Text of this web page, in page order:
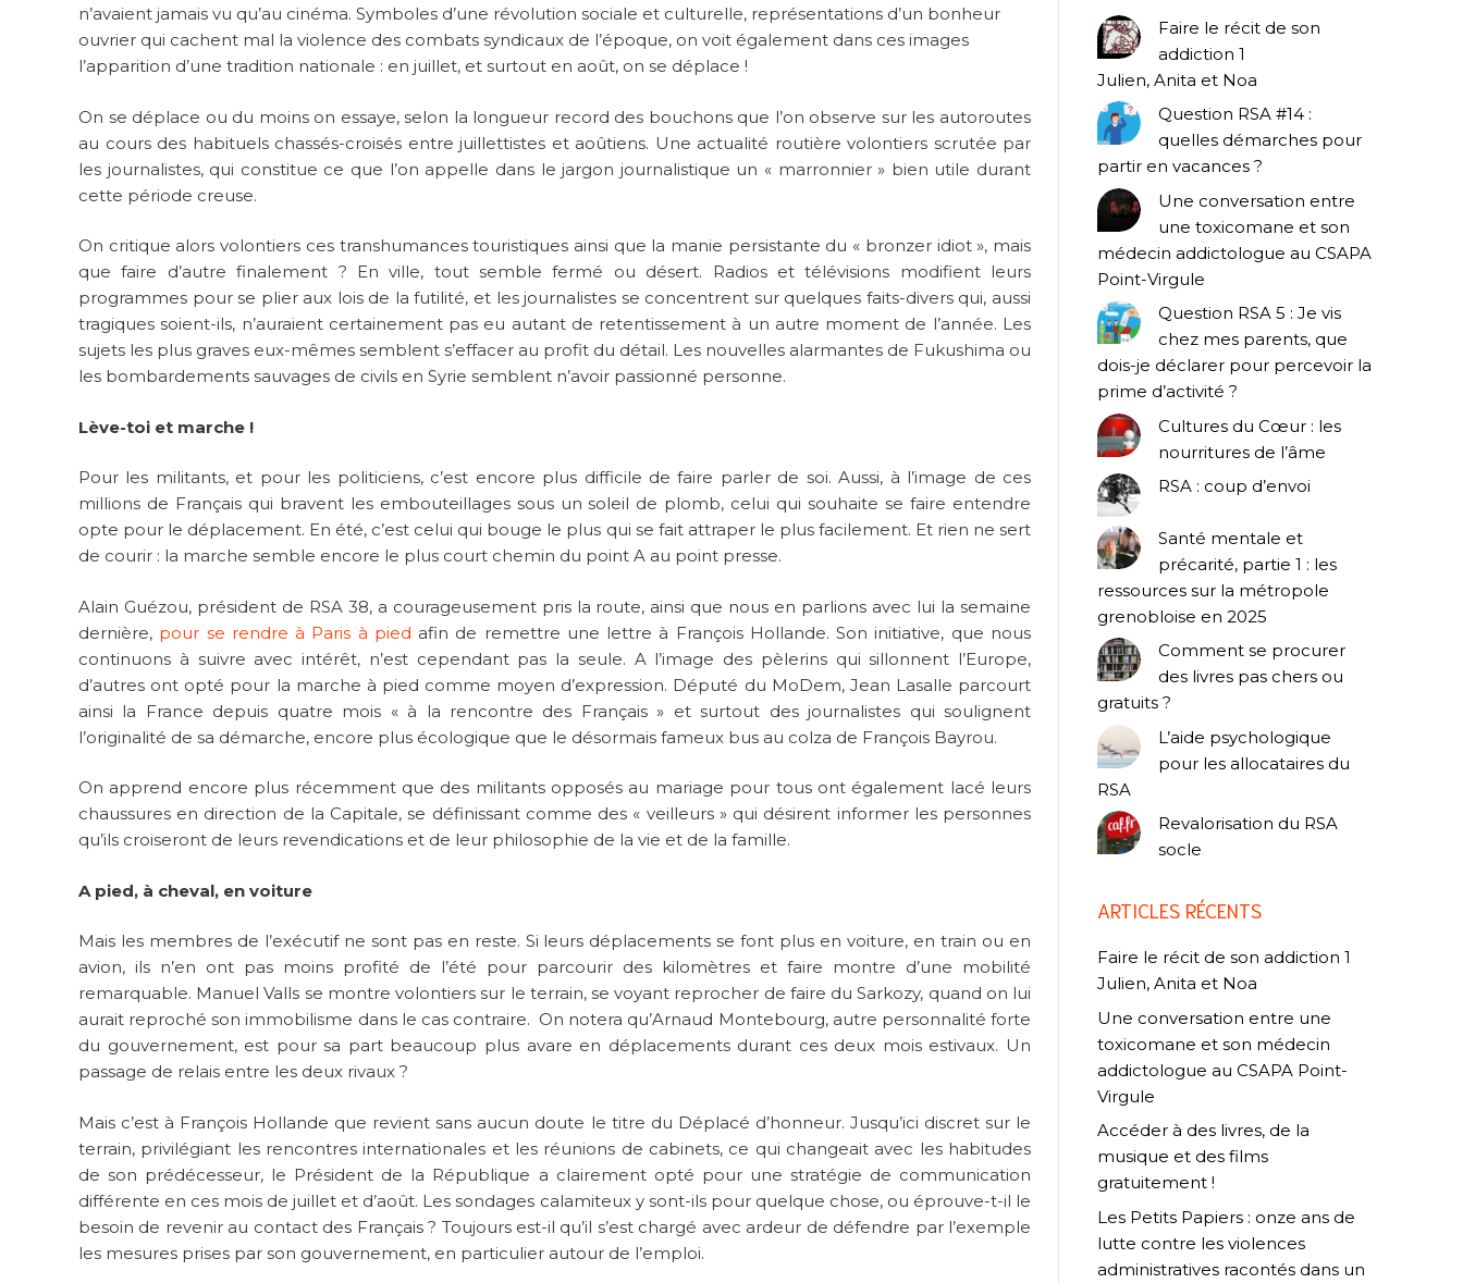
n’avaient jamais vu qu’au cinéma. Symboles d’une révolution sociale et culturelle, représentations d’un bonheur
ouvrier qui cachent mal la violence des combats syndicaux de l’époque, on voit également dans ces images
l’apparition d’une tradition nationale : en juillet, et surtout en août, on se déplace !
On se déplace ou du moins on essaye, selon la longueur record des bouchons que l’on observe sur les autoroutes
au cours des habituels chassés-croisés entre juillettistes et aoûtiens. Une actualité routière volontiers scrutée par
les journalistes, qui constitue ce que l’on appelle dans le jargon journalistique un « marronnier » bien utile durant
cette période creuse.
On critique alors volontiers ces transhumances touristiques ainsi que la manie persistante du « bronzer idiot », mais
que faire d’autre finalement ? En ville, tout semble fermé ou désert. Radios et télévisions modifient leurs
programmes pour se plier aux lois de la futilité, et les journalistes se concentrent sur quelques faits-divers qui, aussi
tragiques soient-ils, n’auraient certainement pas eu autant de retentissement à un autre moment de l’année. Les
sujets les plus graves eux-mêmes semblent s’effacer au profit du détail. Les nouvelles alarmantes de Fukushima ou
les bombardements sauvages de civils en Syrie semblent n’avoir passionné personne.
Lève-toi et marche !
Pour les militants, et pour les politiciens, c’est encore plus difficile de faire parler de soi. Aussi, à l’image de ces
millions de Français qui bravent les embouteillages sous un soleil de plomb, celui qui souhaite se faire entendre
opte pour le déplacement. En été, c’est celui qui bouge le plus qui se fait attraper le plus facilement. Et rien ne sert
de courir : la marche semble encore le plus court chemin du point A au point presse.
Alain Guézou, président de RSA 38, a courageusement pris la route, ainsi que nous en parlions avec lui la semaine
dernière, pour se rendre à Paris à pied afin de remettre une lettre à François Hollande. Son initiative, que nous
continuons à suivre avec intérêt, n’est cependant pas la seule. A l’image des pèlerins qui sillonnent l’Europe,
d’autres ont opté pour la marche à pied comme moyen d’expression. Député du MoDem, Jean Lasalle parcourt
ainsi la France depuis quatre mois « à la rencontre des Français » et surtout des journalistes qui soulignent
l’originalité de sa démarche, encore plus écologique que le désormais fameux bus au colza de François Bayrou.
On apprend encore plus récemment que des militants opposés au mariage pour tous ont également lacé leurs
chaussures en direction de la Capitale, se définissant comme des « veilleurs » qui désirent informer les personnes
qu’ils croiseront de leurs revendications et de leur philosophie de la vie et de la famille.
A pied, à cheval, en voiture
Mais les membres de l’exécutif ne sont pas en reste. Si leurs déplacements se font plus en voiture, en train ou en
avion, ils n’en ont pas moins profité de l’été pour parcourir des kilomètres et faire montre d’une mobilité
remarquable. Manuel Valls se montre volontiers sur le terrain, se voyant reprocher de faire du Sarkozy, quand on lui
aurait reproché son immobilisme dans le cas contraire. On notera qu’Arnaud Montebourg, autre personnalité forte
du gouvernement, est pour sa part beaucoup plus avare en déplacements durant ces deux mois estivaux. Un
passage de relais entre les deux rivaux ?
Mais c’est à François Hollande que revient sans aucun doute le titre du Déplacé d’honneur. Jusqu’ici discret sur le
terrain, privilégiant les rencontres internationales et les réunions de cabinets, ce qui changeait avec les habitudes
de son prédécesseur, le Président de la République a clairement opté pour une stratégie de communication
différente en ces mois de juillet et d’août. Les sondages calamiteux y sont-ils pour quelque chose, ou éprouve-t-il le
besoin de revenir au contact des Français ? Toujours est-il qu’il s’est chargé avec ardeur de défendre par l’exemple
les mesures prises par son gouvernement, en particulier autour de l’emploi.
Faire le récit de son
addiction 1
Julien, Anita et Noa
Question RSA #14 :
quelles démarches pour
partir en vacances ?
Une conversation entre
une toxicomane et son
médecin addictologue au CSAPA
Point-Virgule
Question RSA 5 : Je vis
chez mes parents, que
dois-je déclarer pour percevoir la
prime d’activité ?
Cultures du Cœur : les
nourritures de l’âme
RSA : coup d’envoi
Santé mentale et
précarité, partie 1 : les
ressources sur la métropole
grenobloise en 2025
Comment se procurer
des livres pas chers ou
gratuits ?
L’aide psychologique
pour les allocataires du
RSA
Revalorisation du RSA
socle
ARTICLES RÉCENTS
Faire le récit de son addiction 1
Julien, Anita et Noa
Une conversation entre une
toxicomane et son médecin
addictologue au CSAPA Point-
Virgule
Accéder à des livres, de la
musique et des films
gratuitement !
Les Petits Papiers : onze ans de
lutte contre les violences
administratives racontés dans un